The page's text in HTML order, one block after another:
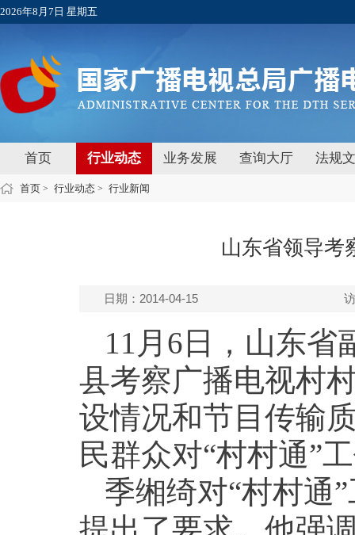
2026年8月7日 星期五
首页 行业动态 业务发展 查询大厅 法规
首页 > 行业动态 > 行业新闻
山东省领导考
日期：2014-04-15
11月6日，山东省
县考察广播电视村
设情况和节目传输
民群众对“村村通”
季缃绮对“村村通